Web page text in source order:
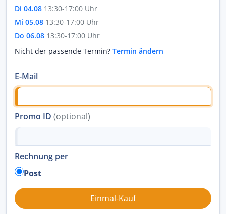
Di 04.08 13:30-17:00 Uhr
Mi 05.08 13:30-17:00 Uhr
Do 06.08 13:30-17:00 Uhr
Nicht der passende Termin? Termin ändern
E-Mail
Promo ID (optional)
Rechnung per
Post